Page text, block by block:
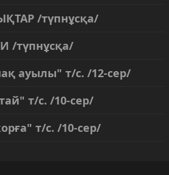
/түпнұсқа/
/түпнұсқа/
ауылы" т/с. /12-сер/
т/с. /10-сер/
т/с. /10-сер/